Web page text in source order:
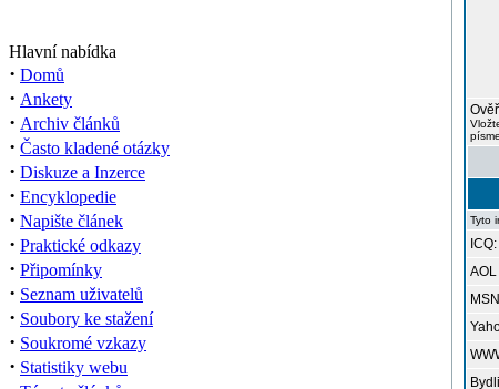
Hlavní nabídka
· Domů
· Ankety
· Archiv článků
· Často kladené otázky
· Diskuze a Inzerce
· Encyklopedie
· Napište článek
· Praktické odkazy
· Připomínky
· Seznam uživatelů
· Soubory ke stažení
· Soukromé vzkazy
· Statistiky webu
Tyto
ICQ: